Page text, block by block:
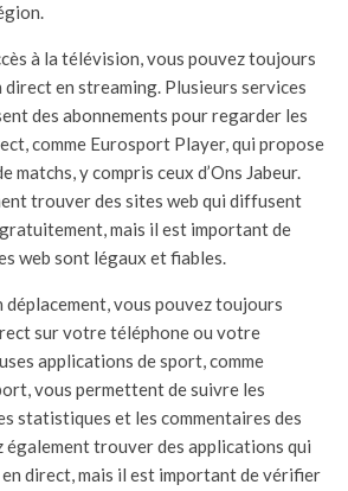
à la télévision, vous pouvez toujours
en streaming. Plusieurs services
des abonnements pour regarder les
comme Eurosport Player, qui propose
matchs, y compris ceux d’Ons Jabeur.
trouver des sites web qui diffusent
mais il est important de
web sont légaux et fiables.
déplacement, vous pouvez toujours
sur votre téléphone ou votre
applications de sport, comme
vous permettent de suivre les
statistiques et les commentaires des
également trouver des applications qui
direct, mais il est important de vérifier